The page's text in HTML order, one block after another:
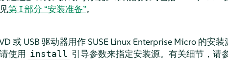
第 I 部分 “安装准备”。
或 USB 驱动器用作 SUSE Linux Enterprise Micro的安装
使用 install 引导参数来指定安装源。有关细节，请